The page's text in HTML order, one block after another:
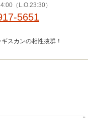
業）・
月30日
（L.O.23:30）
5651
スカンの相性抜群！